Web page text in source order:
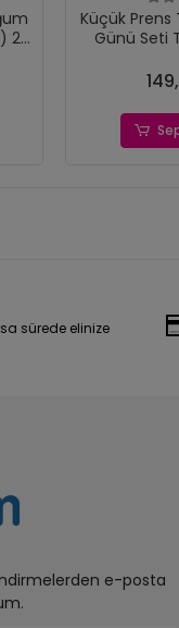
20
Küçük Prens
Günü Seti
sürede elinize
e-posta